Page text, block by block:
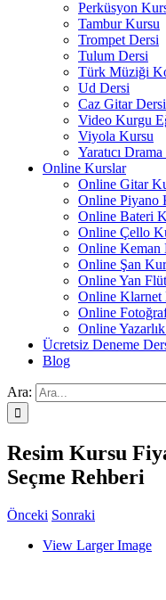
Perküsyon
Tambur Kursu
Trompet Dersi
Tulum Dersi
Türk Müziği
Ud Dersi
Caz Gitar Dersi
Video Kurgu
Viyola Kursu
Yaratıcı
Online Kurslar
Online Gitar
Online Piyano
Online Bateri
Online Çello
Online Keman
Online Şan
Online Yan
Online Klarnet
Online
Online
Ücretsiz Deneme
Blog
Ara:
Resim Kursu
Seçme Rehberi
Önceki Sonraki
View Larger Image